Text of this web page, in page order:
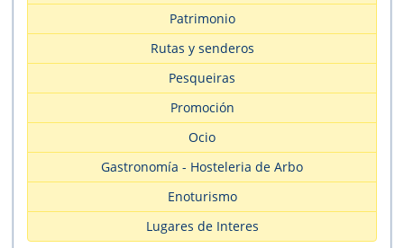
Patrimonio
Rutas y senderos
Pesqueiras
Promoción
Ocio
Gastronomía - Hosteleria de Arbo
Enoturismo
Lugares de Interes